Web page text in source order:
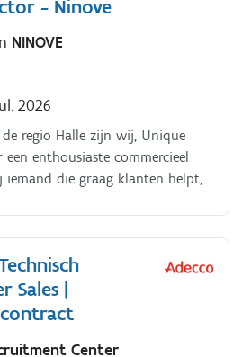
- Ninove
NINOVE
2026
regio Halle zijn wij, Unique
enthousiaste commercieel
iemand die graag klanten helpt,
Sales |
Center